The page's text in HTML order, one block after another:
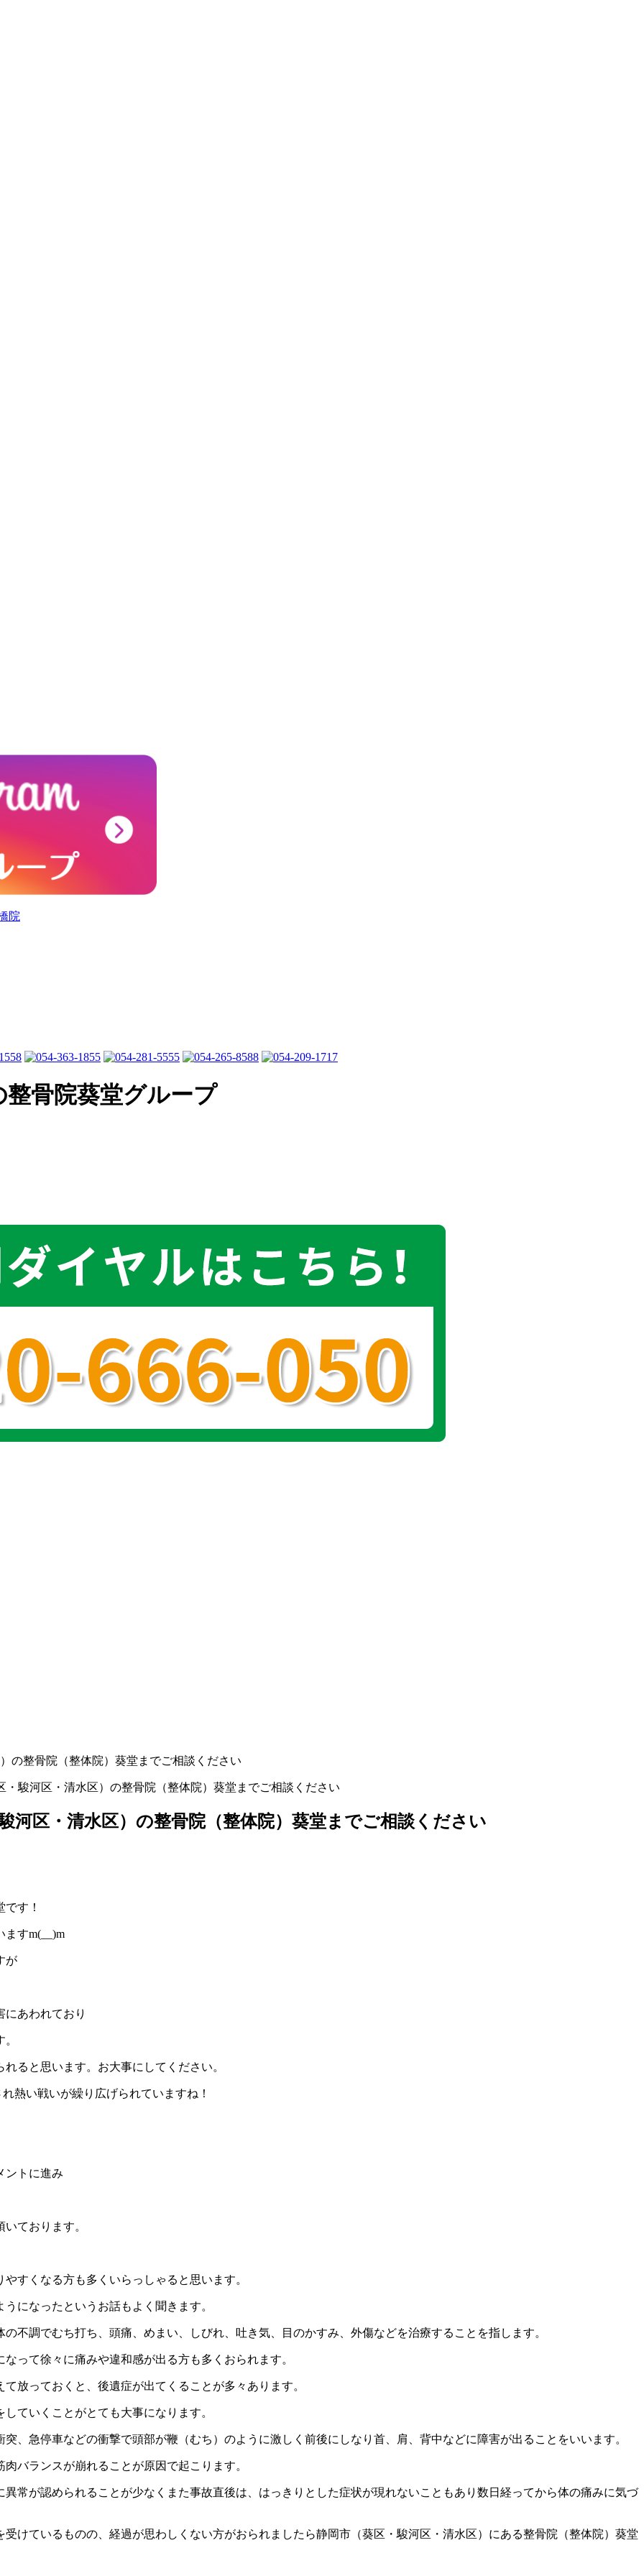
骨院葵堂グループ
の整骨院（整体院）葵堂までご相談ください
駿河区・清水区）の整骨院（整体院）葵堂までご相談ください
河区・清水区）の整骨院（整体院）葵堂までご相談ください
す！
すm(__)m
が
あわれており
ると思います。お大事にしてください。
熱い戦いが繰り広げられていますね！
ントに進み
ております。
すくなる方も多くいらっしゃると思います。
になったというお話もよく聞きます。
不調でむち打ち、頭痛、めまい、しびれ、吐き気、目のかすみ、外傷などを治療することを指します。
って徐々に痛みや違和感が出る方も多くおられます。
放っておくと、後遺症が出てくることが多々あります。
ていくことがとても大事になります。
、急停車などの衝撃で頭部が鞭（むち）のように激しく前後にしなり首、肩、背中などに障害が出ることをいいます。
バランスが崩れることが原因で起こります。
常が認められることが少なくまた事故直後は、はっきりとした症状が現れないこともあり数日経ってから体の痛みに気づ
けているものの、経過が思わしくない方がおられましたら静岡市（葵区・駿河区・清水区）にある整骨院（整体院）葵堂